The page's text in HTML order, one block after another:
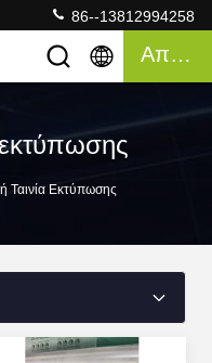
86--13812994258
Απόσπασμα
εκτύπωσης
Ταινία Εκτύπωσης